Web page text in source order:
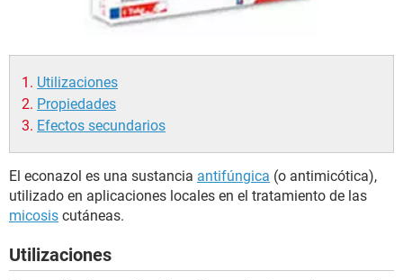
Utilizaciones
Propiedades
Efectos secundarios
El econazol es una sustancia antifúngica (o antimicótica),
utilizado en aplicaciones locales en el tratamiento de las
micosis cutáneas.
Utilizaciones